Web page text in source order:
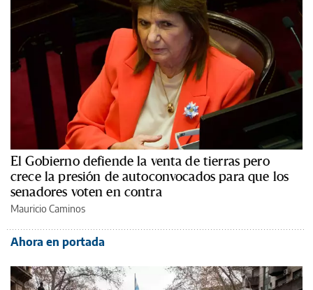
El Gobierno defiende la venta de tierras pero
crece la presión de autoconvocados para que los
senadores voten en contra
Mauricio Caminos
Ahora en portada